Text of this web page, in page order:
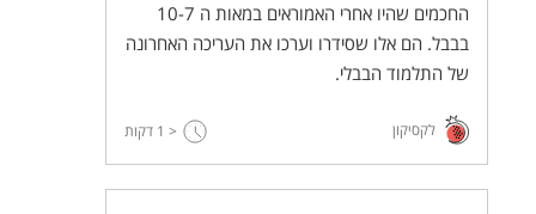
החכמים שהיו אחרי האמוראים במאות ה 10-7
בבבל. הם אלו שסידרו וערכו את העריכה האחרונה
של התלמוד הבבלי.
לקסיקון < 1 דקות